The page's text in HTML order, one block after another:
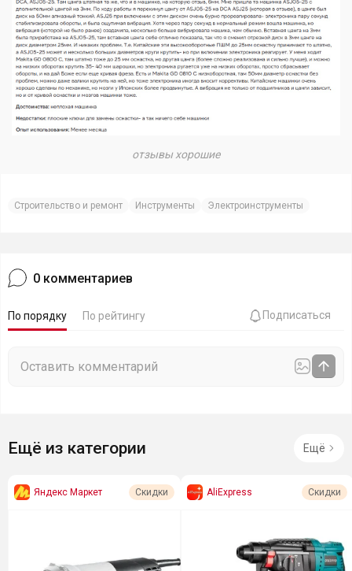
отзывы хорошие
Строительство и ремонт Инструменты Электроинструменты
0 комментариев
По порядку По рейтингу Подписаться
Ещё из категории Ещё
Яндекс Маркет Скидки AliExpress Скидки